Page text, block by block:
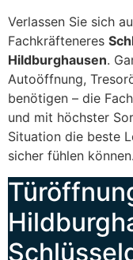
Verlassen Sie sich
Fachkräfteneres
Hildburghausen.
Autoöffnung,
benötigen – die
und mit höchster
Situation die beste
sicher fühlen können.